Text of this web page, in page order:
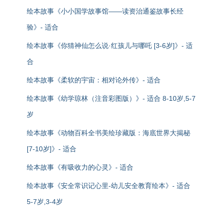
绘本故事《小小国学故事馆——读资治通鉴故事长经
验》- 适合
绘本故事《你猜神仙怎么说·红孩儿与哪吒 [3-6岁]》- 适
合
绘本故事《柔软的宇宙：相对论外传》- 适合
绘本故事《幼学琼林（注音彩图版）》- 适合 8-10岁,5-7
岁
绘本故事《动物百科全书美绘珍藏版：海底世界大揭秘
[7-10岁]》- 适合
绘本故事《有吸收力的心灵》- 适合
绘本故事《安全常识记心里-幼儿安全教育绘本》- 适合
5-7岁,3-4岁